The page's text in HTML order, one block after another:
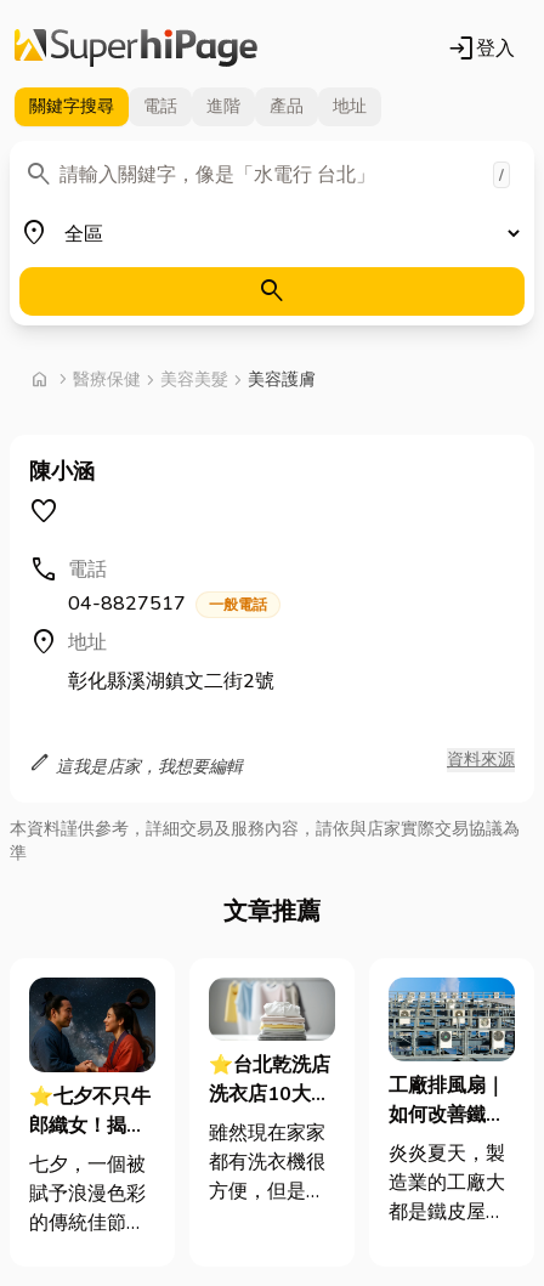
login登入
關鍵字搜尋 電話 進階 產品 地址
search
關鍵字 /
place
地區
search
home chevron_right 首頁
醫療保健 chevron_right 美容美髮 chevron_right 美容護膚
陳小涵
favorite
call 電話
04-8827517
一般電話
location_on 地址
彰化縣溪湖鎮文二街2號
edit 這我是店家，我想要編輯 資料來源
本資料謹供參考，詳細交易及服務內容，請依與店家實際交易協議為
準
文章推薦
⭐七夕不只牛
郎織女！揭密
台灣、中國、
日本、韓國的
七夕面貌與獨
七夕，一個被
賦予浪漫色彩
的傳統佳節，
⭐台北乾洗店
洗衣店10大網
路推薦 如何有
效去除惱人的
衣服黃斑 6種
雖然現在家家
都有洗衣機很
方便，但是有
工廠排風扇｜
如何改善鐵皮
屋頂廠房的溫
度
炎炎夏天，製
造業的工廠大
都是鐵皮屋